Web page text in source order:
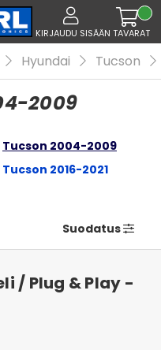
KIRJAUDU SISÄÄN TAVARAT
Hyundai Tucson
2009
Tucson 2004-2009
Tucson 2016-2021
Suodatus
/ Plug & Play -